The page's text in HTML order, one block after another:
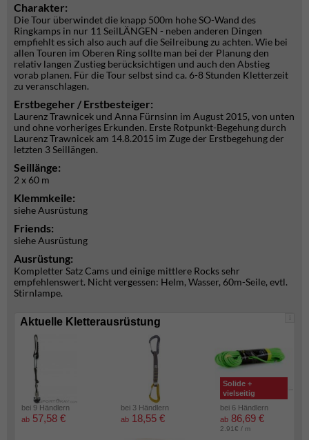
Charakter:
Die Tour überwindet die knapp 500m hohe SO-Wand des
Ringkamps in nur 11 SeilLÄNGEN - neben anderen Dingen
empfiehlt es sich also auch auf die Seilreibung zu achten. Wie bei
allen Touren im Oberen Ring sollte man bei der Planung den
relativ langen Zustieg berücksichtigen und auch den Abstieg
vorab planen. Für die Tour selbst sind ca. 6-8 Stunden Kletterzeit
zu veranschlagen.
Erstbegeher / Erstbesteiger:
Laurenz Trawnicek und Anna Fürnsinn im August 2015, von unten
und ohne vorheriges Erkunden. Erste Rotpunkt-Begehung durch
Laurenz Trawnicek am 14.8.2015 im Zuge der Erstbegehung der
letzten 3 Seillängen.
Seillänge:
2 x 60 m
Klemmkeile:
siehe Ausrüstung
Friends:
siehe Ausrüstung
Ausrüstung:
Kompletter Satz Cams und einige mittlere Rocks sehr
empfehlenswert. Nicht vergessen: Helm, Wasser, 60m-Seile, evtl.
Stirnlampe.
i
Aktuelle Kletterausrüstung
bei 9 Händlern
ab 57,58 €
bei 3 Händlern
ab 18,55 €
Solide +
vielseitig
bei 6 Händlern
ab 86,69 €
2.91€ / m